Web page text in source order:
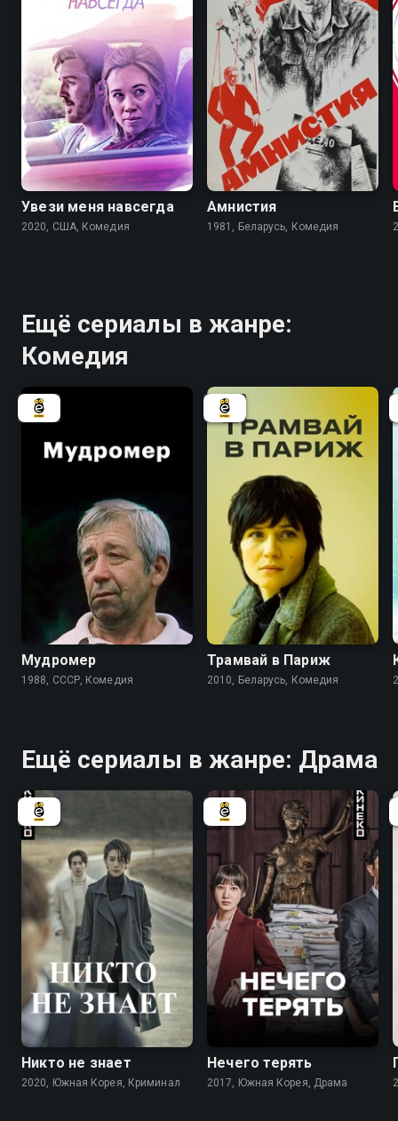
Увези меня навсегда
2020, США, Комедия
6.6
Амнистия
1981, Беларусь, Комедия
Ещё сериалы в жанре:
Комедия
Мудромер
1988, СССР, Комедия
5.4
Трамвай в Париж
2010, Беларусь, Комедия
Ещё сериалы в жанре: Драма
7.7 7.8
Никто не знает
2020, Южная Корея, Криминал
6.7
Нечего терять
2017, Южная Корея, Драма